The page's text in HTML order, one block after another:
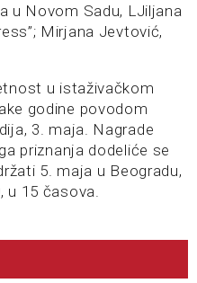
u Novom Sadu, LJiljana
Mirjana Jevtović,
u istaživačkom
godine povodom
3. maja. Nagrade
priznanja dodeliće se
5. maja u Beogradu,
u 15 časova.